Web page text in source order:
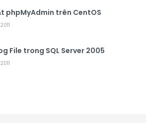
phpMyAdmin trên CentOS
File trong SQL Server 2005